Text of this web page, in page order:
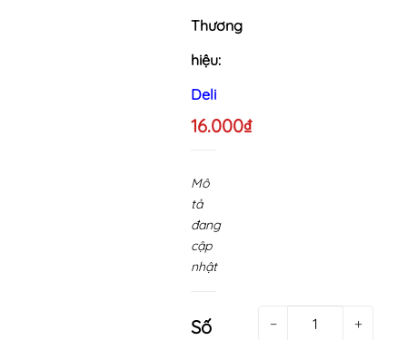
Thương
hiệu:
Deli
16.000₫
Mô
tả
đang
cập
nhật
Số
− +